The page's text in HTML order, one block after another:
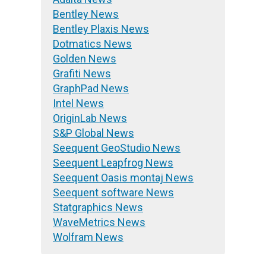
Bentley News
Bentley Plaxis News
Dotmatics News
Golden News
Grafiti News
GraphPad News
Intel News
OriginLab News
S&P Global News
Seequent GeoStudio News
Seequent Leapfrog News
Seequent Oasis montaj News
Seequent software News
Statgraphics News
WaveMetrics News
Wolfram News